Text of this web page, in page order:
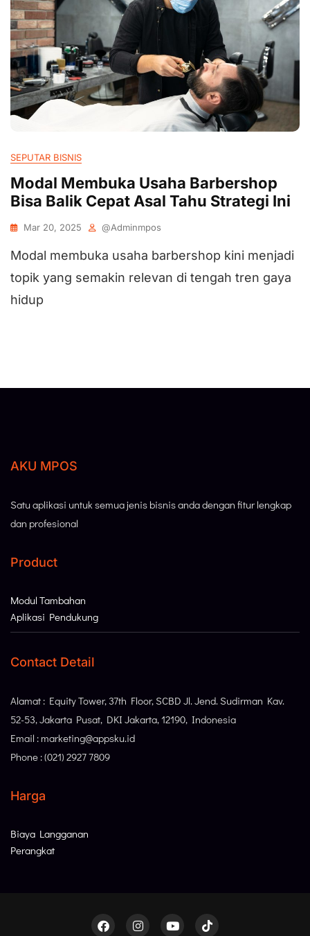
SEPUTAR BISNIS
Modal Membuka Usaha Barbershop
Bisa Balik Cepat Asal Tahu Strategi Ini
Mar 20, 2025 @adminmpos
Modal membuka usaha barbershop kini menjadi
topik yang semakin relevan di tengah tren gaya
hidup
AKU MPOS
Satu aplikasi untuk semua jenis bisnis anda dengan fitur lengkap
dan profesional
Product
Modul Tambahan
Aplikasi Pendukung
Contact Detail
Alamat : Equity Tower, 37th Floor, SCBD Jl. Jend. Sudirman Kav.
52-53, Jakarta Pusat, DKI Jakarta, 12190, Indonesia
Email : marketing@appsku.id
Phone : (021) 2927 7809
Harga
Biaya Langganan
Perangkat